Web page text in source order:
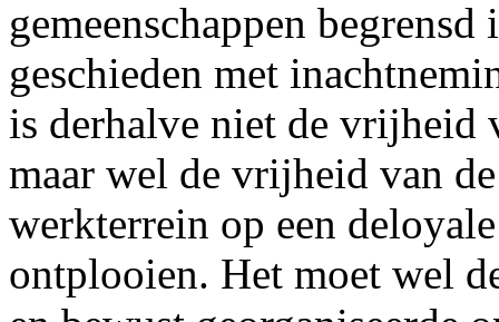
gemeenschappen
geschieden met
is derhalve niet de vrijheid
maar wel de vrijheid van
werkterrein op een
ontplooien. Het moet wel